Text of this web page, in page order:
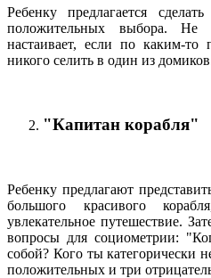
Ребенку предлагается
положительных выбора.
настаивает, если по каким-то
никого селить в один из
"Капитан корабля"
Ребенку предлагают
большого красивого
увлекательное путешествие.
вопросы для социометрии:
собой? Кого ты категорически
положительных и три